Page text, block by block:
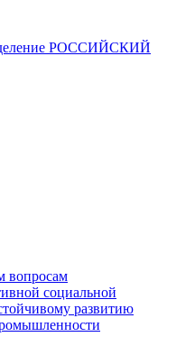
РОССИЙСКИЙ
вопросам
социальной
развитию